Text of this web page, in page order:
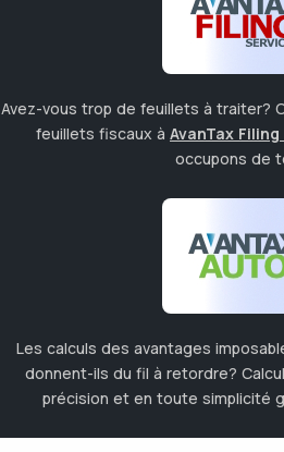
Avez-vous trop de feuillets à traiter?
feuillets fiscaux à AvanTax
occupons de
Les calculs des avantages
donnent-ils du fil à retordre?
précision et en toute simplicité